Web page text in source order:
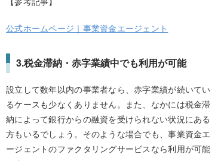
公式ホームページ｜事業資金エージェント
3.税金滞納・赤字業績中でも利用が可能
設立して数年以内の事業者なら、赤字業績が続いてい
るケースも少なくありません。また、なかには税金滞
納によって銀行からの融資を受けられない状況にある
方もいるでしょう。そのような場合でも、事業資金エ
ージェントのファクタリングサービスなら利用が可能